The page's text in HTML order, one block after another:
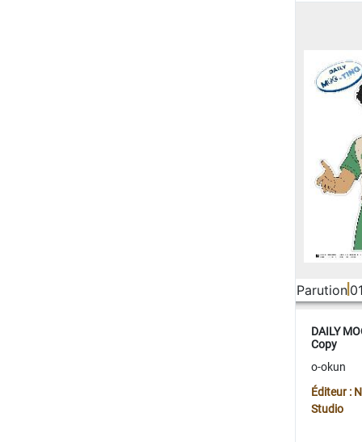
Parution
DAILY
Copy
o-okun
Éditeur :
Studio